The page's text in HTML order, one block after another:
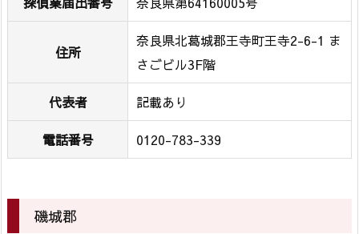
ガ
ー
ジ
ェ
ン
シ
良
住所
奈良県北葛城郡王寺町王寺2-6-1 ま
さごビル3F階
代表者 記載あり
電話番号 0120-783-339
磯城郡